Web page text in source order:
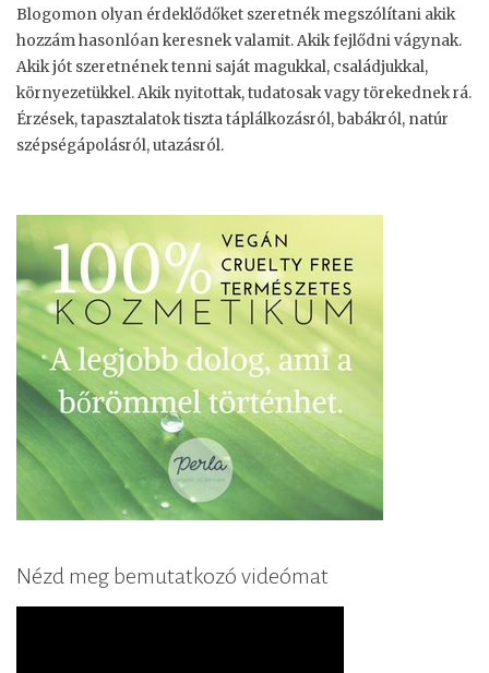
Blogomon olyan érdeklődőket szeretnék megszólítani akik
hozzám hasonlóan keresnek valamit. Akik fejlődni vágynak.
Akik jót szeretnének tenni saját magukkal, családjukkal,
környezetükkel. Akik nyitottak, tudatosak vagy törekednek rá.
Érzések, tapasztalatok tiszta táplálkozásról, babákról, natúr
szépségápolásról, utazásról.
Nézd meg bemutatkozó videómat